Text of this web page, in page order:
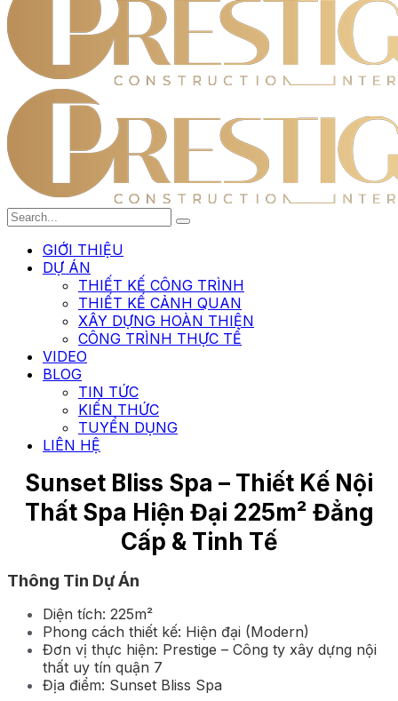
GIỚI THIỆU
DỰ ÁN
THIẾT KẾ CÔNG TRÌNH
THIẾT KẾ CẢNH QUAN
XÂY DỰNG HOÀN THIỆN
CÔNG TRÌNH THỰC TẾ
VIDEO
BLOG
TIN TỨC
KIẾN THỨC
TUYỂN DỤNG
LIÊN HỆ
Sunset Bliss Spa – Thiết Kế Nội
Thất Spa Hiện Đại 225m² Đẳng
Cấp & Tinh Tế
Thông Tin Dự Án
Diện tích: 225m²
Phong cách thiết kế: Hiện đại (Modern)
Đơn vị thực hiện: Prestige – Công ty xây dựng nội
thất uy tín quận 7
Địa điểm: Sunset Bliss Spa